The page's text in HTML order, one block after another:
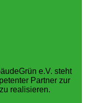
e.V. steht
Partner zur
realisieren.